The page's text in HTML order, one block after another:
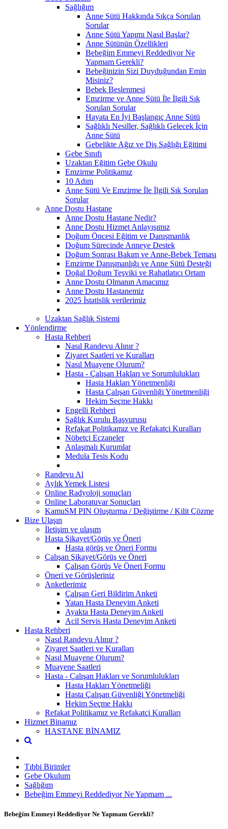
Sağlığım
Anne Sütü Hakkında Sıkça Sorulan
Sorular
Anne Sütü Yapımı Nasıl Başlar?
Anne Sütünün Özellikleri
Bebeğim Emmeyi Reddediyor Ne
Yapmam Gerekli?
Bebeğinizin Sizi Duyduğundan Emin
Misiniz?
Bebek Beslenmesi
Emzirme ve Anne Sütü İle İlgili Sık
Sorulan Sorular
Hayata En İyi Başlangıç Anne Sütü
Sağlıklı Nesiller, Sağlıklı Gelecek İçin
Anne Sütü
Gebelikte Ağız ve Diş Sağlığı Eğitimi
Gebe Sınıfı
Uzaktan Eğitim Gebe Okulu
Emzirme Politikamız
10 Adım
Anne Sütü Ve Emzirme İle İlgili Sık Sorulan
Sorular
Anne Dostu Hastane
Anne Dostu Hastane Nedir?
Anne Dostu Hizmet Anlayışımız
Doğum Öncesi Eğitim ve Danışmanlık
Doğum Sürecinde Anneye Destek
Doğum Sonrası Bakım ve Anne-Bebek Teması
Emzirme Danışmanlığı ve Anne Sütü Desteği
Doğal Doğum Teşviki ve Rahatlatıcı Ortam
Anne Dostu Olmanın Amacımız
Anne Dostu Hastanemiz
2025 İstatislik verilerimiz
Uzaktan Sağlık Sistemi
Yönlendirme
Hasta Rehberi
Nasıl Randevu Alınır ?
Ziyaret Saatleri ve Kuralları
Nasıl Muayene Olurum?
Hasta - Çalışan Hakları ve Sorumlulukları
Hasta Hakları Yönetmenliği
Hasta Çalışan Güvenliği Yönetmenliği
Hekim Seçme Hakkı
Engelli Rehberi
Sağlık Kurulu Başvurusu
Refakat Politikamız ve Refakatçi Kuralları
Nöbetçi Eczaneler
Anlaşmalı Kurumlar
Medula Tesis Kodu
Randevu Al
Aylık Yemek Listesi
Online Radyoloji sonuçları
Online Laboratuvar Sonuçları
KamuSM PIN Oluşturma / Değiştirme / Kilit Çözme
Bize Ulaşın
İletişim ve ulaşım
Hasta Şikayet/Görüş ve Öneri
Hasta görüş ve Öneri Formu
Çalışan Şikayet/Görüş ve Öneri
Çalışan Görüş Ve Öneri Formu
Öneri ve Görüşleriniz
Anketlerimiz
Çalışan Geri Bildirim Anketi
Yatan Hasta Deneyim Anketi
Ayakta Hasta Deneyim Anketi
Acil Servis Hasta Deneyim Anketi
Hasta Rehberi
Nasıl Randevu Alınır ?
Ziyaret Saatleri ve Kuralları
Nasıl Muayene Olurum?
Muayene Saatleri
Hasta - Çalışan Hakları ve Sorumlulukları
Hasta Hakları Yönetmeliği
Hasta Çalışan Güvenliği Yönetmeliği
Hekim Seçme Hakkı
Refakat Politikamız ve Refakatçi Kuralları
Hizmet Binamız
HASTANE BİNAMIZ
Tıbbi Birimler
Gebe Okulum
Sağlığım
Bebeğim Emmeyi Reddediyor Ne Yapmam ...
Bebeğim Emmeyi Reddediyor Ne Yapmam Gerekli?